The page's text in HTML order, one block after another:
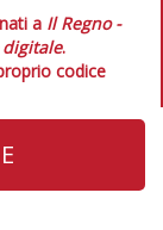
a Il Regno -
digitale.
codice